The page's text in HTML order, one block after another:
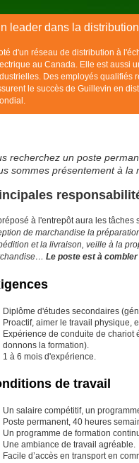
leader dans la
d'un réseau de distribution à
au Canada. Elle est aussi
Des employés qualifiés
le succès de Guillevin en
recherchez un poste
sommes présentement à
à l'entrepôt aura les tâches
de marchandise la
et la livraison, veille à la
Le poste est à
Diplôme d'études secondaires
Proactif, aimer le travail physique,
Expérience de conduite de chariot
donnons la formation).
1 à 6 mois d'expérience.
de travail
Un salaire compétitif, un
Poste permanent, 40 heures
Un programme de formation
Une ambiance de travail agréable.
Facile d’accès en transport en